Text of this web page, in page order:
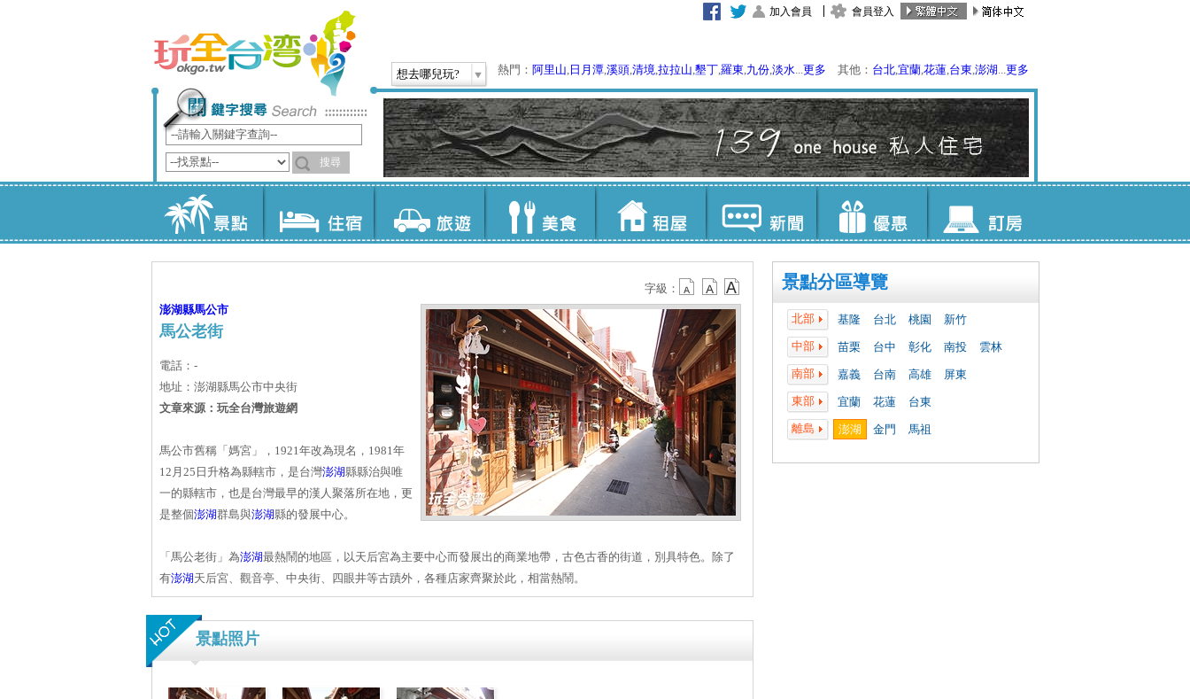
加入會員 會員登入
想去哪兒玩? 熱門： 阿里山, 日月潭,溪頭,清境,拉拉山,墾丁,羅東,九份,淡水...更多 其他： 台北,宜蘭,花蓮,台東,澎湖...更多
景點分區導覽
北部 基隆 台北 桃園
新竹
中部
苗栗 台中 彰化 南投
雲林
南部
嘉義 台南 高雄
屏東
東部
宜蘭 花蓮
台東
離島
澎湖 金門 馬祖
字級：
澎湖縣馬公市
馬公老街
電話：-
地址：澎湖縣馬公市中央街
文章來源：玩全台灣旅遊網
馬公市舊稱「媽宮」，1921年改為現名，1981年
12月25日升格為縣轄市，是台灣澎湖縣縣治與唯
一的縣轄市，也是台灣最早的漢人聚落所在地，更
是整個澎湖群島與澎湖縣的發展中心。
「馬公老街」為澎湖最熱鬧的地區，以天后宮為主要中心而發展出的商業地帶，古色古香的街道，別具特色。除了
有澎湖天后宮、觀音亭、中央街、四眼井等古蹟外，各種店家齊聚於此，相當熱鬧。
景點照片